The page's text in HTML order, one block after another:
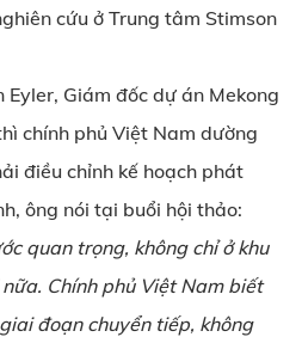
cứu ở Trung tâm Stimson
Eyler, Giám đốc dự án Mekong
chính phủ Việt Nam dường
điều chỉnh kế hoạch phát
ông nói tại buổi hội thảo:
quan trọng, không chỉ ở khu
Chính phủ Việt Nam biết
đoạn chuyển tiếp, không